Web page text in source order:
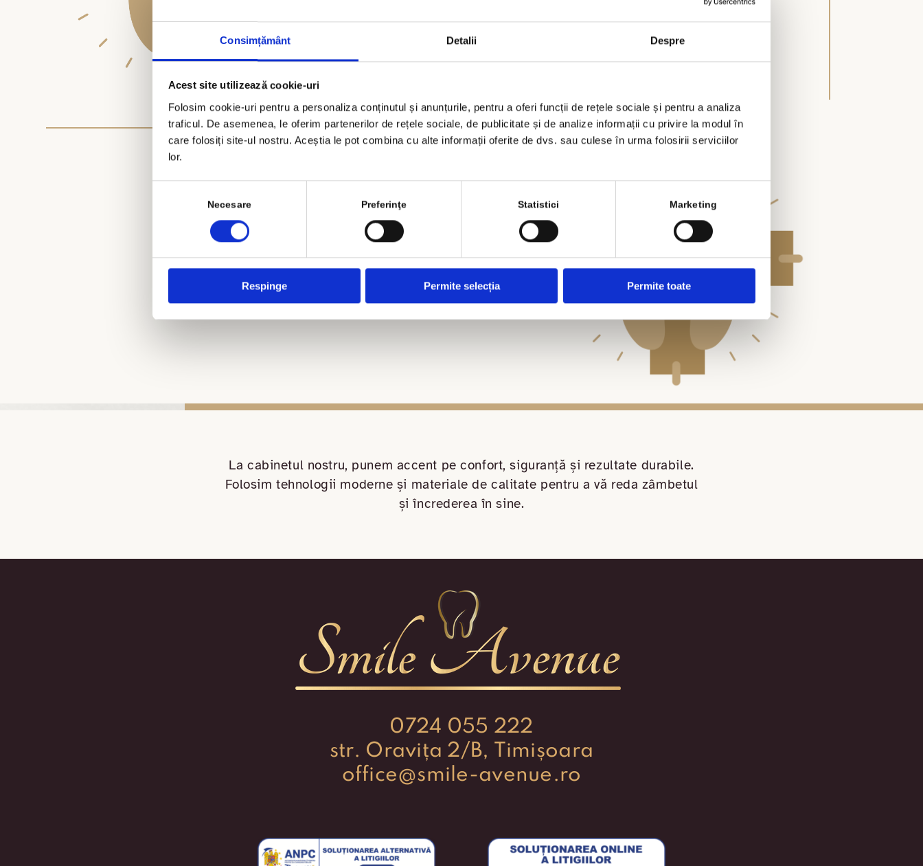
Consimțământ Detalii Despre
Acest site utilizează cookie-uri
Folosim cookie-uri pentru a personaliza conținutul și anunțurile, pentru a oferi funcții de rețele sociale și pentru a analiza
traficul. De asemenea, le oferim partenerilor de rețele sociale, de publicitate și de analize informații cu privire la modul în
care folosiți site-ul nostru. Aceștia le pot combina cu alte informații oferite de dvs. sau culese în urma folosirii serviciilor
lor.
consimțământului
Necesare Preferinţe Statistici Marketing
Respinge Permite selecția Permite toate
La cabinetul nostru, punem accent pe confort, siguranță și rezultate durabile.
Folosim tehnologii moderne și materiale de calitate pentru a vă reda zâmbetul
și încrederea în sine.
0724 055 222
str. Oravița 2/B, Timișoara
office@smile-avenue.ro